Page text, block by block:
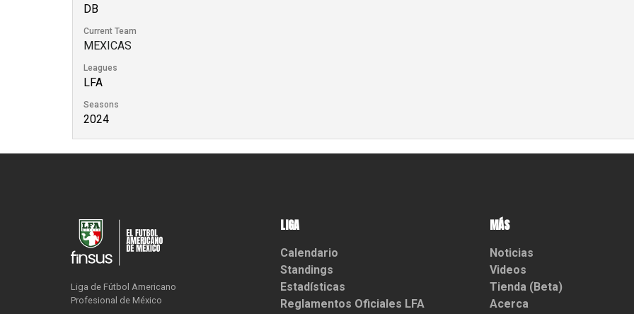
DB
Current Team
MEXICAS
Leagues
LFA
Seasons
2024
Liga de Fútbol Americano
Profesional de México
LIGA
Calendario
Standings
Estadísticas
Reglamentos Oficiales LFA
MÁS
Noticias
Videos
Tienda (Beta)
Acerca